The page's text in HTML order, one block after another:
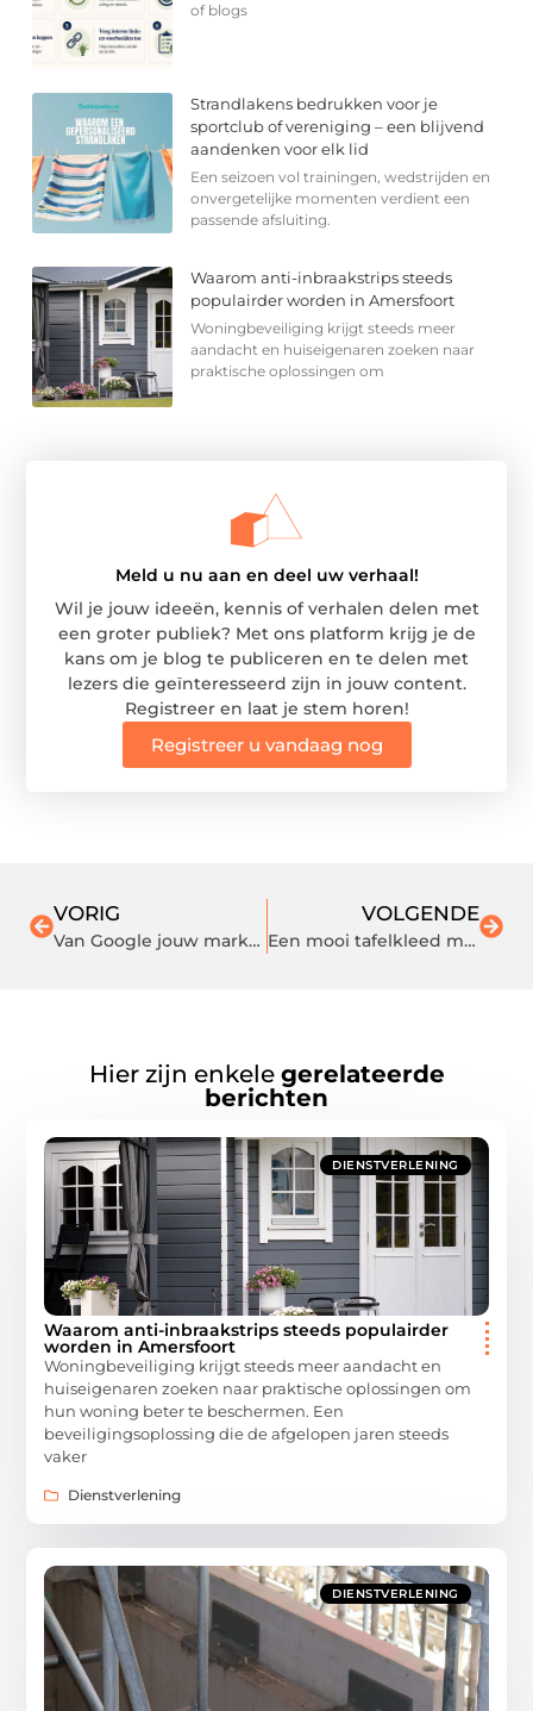
of blogs
Strandlakens bedrukken voor je
sportclub of vereniging – een blijvend
aandenken voor elk lid
Een seizoen vol trainingen, wedstrijden en
onvergetelijke momenten verdient een
passende afsluiting.
Waarom anti-inbraakstrips steeds
populairder worden in Amersfoort
Woningbeveiliging krijgt steeds meer
aandacht en huiseigenaren zoeken naar
praktische oplossingen om
Meld u nu aan en deel uw verhaal!
Wil je jouw ideeën, kennis of verhalen delen met
een groter publiek? Met ons platform krijg je de
kans om je blog te publiceren en te delen met
lezers die geïnteresseerd zijn in jouw content.
Registreer en laat je stem horen!
Registreer u vandaag nog
VORIG
Van Google jouw marketing domein maken
VOLGENDE
Een mooi tafelkleed maakt het feestmaal compleet
Hier zijn enkele gerelateerde
berichten
DIENSTVERLENING
Waarom anti-inbraakstrips steeds populairder
worden in Amersfoort
Woningbeveiliging krijgt steeds meer aandacht en
huiseigenaren zoeken naar praktische oplossingen om
hun woning beter te beschermen. Een
beveiligingsoplossing die de afgelopen jaren steeds
vaker
Dienstverlening
DIENSTVERLENING